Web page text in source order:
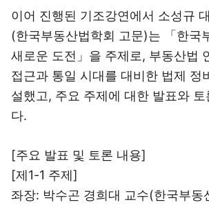
이어 진행된 기조강연에서 소성규
(한국부동산법학회 고문)는 「한국
새로운 도전」을 주제로, 부동산법
접근과 통일 시대를 대비한 법제 정
설했고, 주요 주제에 대한 발표와 토
다.
[주요 발표 및 토론 내용]
[제1-1 주제]
좌장: 박수곤 경희대 교수(한국부동